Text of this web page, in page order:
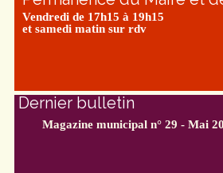
Vendredi de 17h15 à 19h15
et samedi matin sur rdv
Dernier bulletin
Magazine municipal n° 29 - Mai